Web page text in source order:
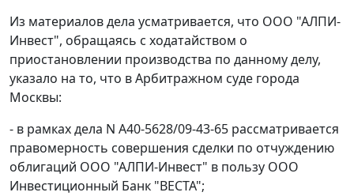
Из материалов дела усматривается, что ООО "АЛПИ-
Инвест", обращаясь с ходатайством о
приостановлении производства по данному делу,
указало на то, что в Арбитражном суде города
Москвы:
- в рамках дела N А40-5628/09-43-65 рассматривается
правомерность совершения сделки по отчуждению
облигаций ООО "АЛПИ-Инвест" в пользу ООО
Инвестиционный Банк "ВЕСТА";